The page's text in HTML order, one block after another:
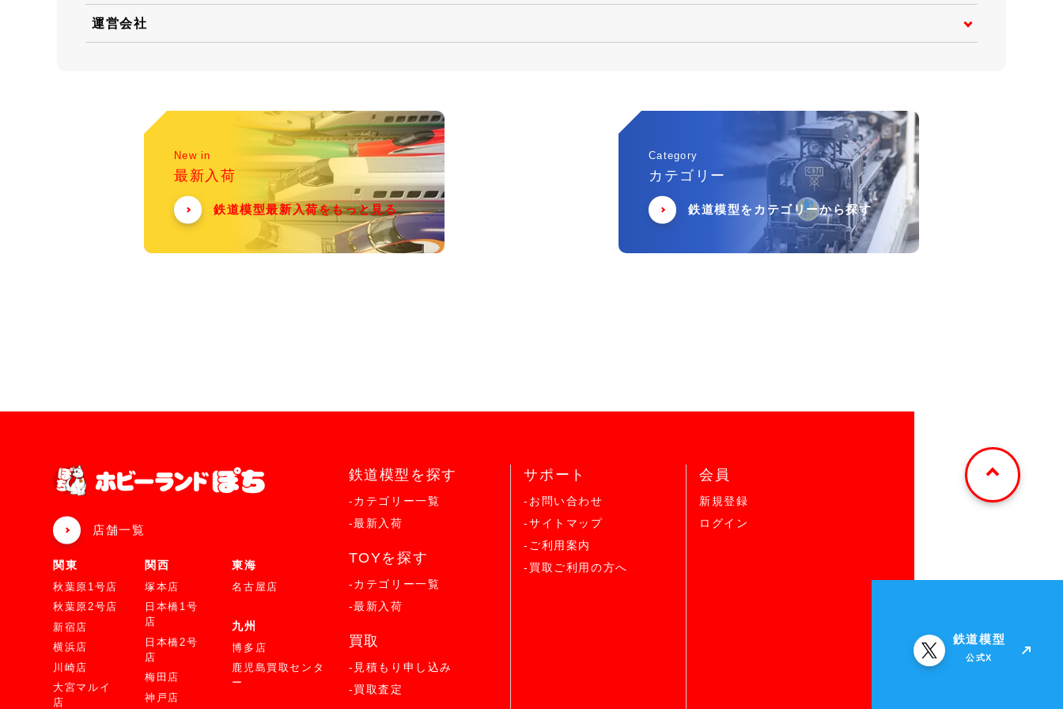
運営会社
New in
最新入荷
鉄道模型最新入荷をもっと見る
Category
カテゴリー
鉄道模型をカテゴリーから探す
店舗一覧
関東
秋葉原1号店
秋葉原2号店
新宿店
横浜店
川崎店
大宮マルイ
店
関西
塚本店
日本橋1号
店
日本橋2号
店
梅田店
神戸店
東海
名古屋店
九州
博多店
鹿児島買取センタ
ー
鉄道模型を探す
-カテゴリー一覧
-最新入荷
TOYを探す
-カテゴリー一覧
-最新入荷
買取
-見積もり申し込み
-買取査定
サポート
-お問い合わせ
-サイトマップ
-ご利用案内
-買取ご利用の方へ
会員
新規登録
ログイン
鉄道模型
公式X